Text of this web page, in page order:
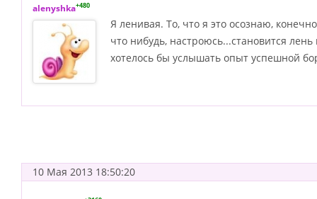
alenyshka+480
Я ленивая. То, что я это осознаю,
что нибудь, настроюсь...становится
хотелось бы услышать опыт успешной
10 Мая 2013 18:50:20